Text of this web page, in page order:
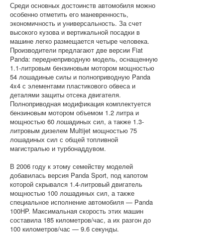
Среди основных достоинств автомобиля можно
особенно отметить его маневренность,
экономичность и универсальность. За счет
высокого кузова и вертикальной посадки в
машине легко размещается четыре человека.
Производители предлагают две версии Fiat
Panda: переднеприводную модель, оснащенную
1.1-литровым бензиновым мотором мощностью
54 лошадиные силы и полноприводную Panda
4x4 с элементами пластикового обвеса и
деталями защиты отсека двигателя.
Полноприводная модификация комплектуется
бензиновым мотором объемом 1.2 литра и
мощностью 60 лошадиных сил, а также 1.3-
литровым дизелем Multijet мощностью 75
лошадиных сил с общей топливной
магистралью и турбонаддувом.
В 2006 году к этому семейству моделей
добавилась версия Panda Sport, под капотом
которой скрывался 1.4-литровый двигатель
мощностью 100 лошадиных сил, а также
специальное исполнение автомобиля — Panda
100HP. Максимальная скорость этих машин
составила 185 километров/час, а их разгон до
100 километров/час — 9.6 секунды.